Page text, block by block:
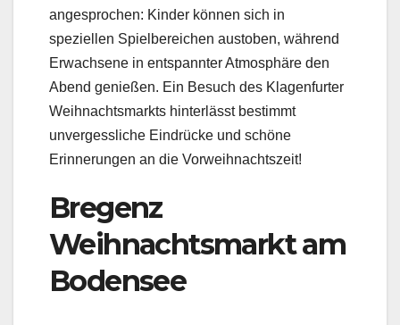
angesprochen: Kinder können sich in
speziellen Spielbereichen austoben, während
Erwachsene in entspannter Atmosphäre den
Abend genießen. Ein Besuch des Klagenfurter
Weihnachtsmarkts hinterlässt bestimmt
unvergessliche Eindrücke und schöne
Erinnerungen an die Vorweihnachtszeit!
Bregenz
Weihnachtsmarkt am
Bodensee